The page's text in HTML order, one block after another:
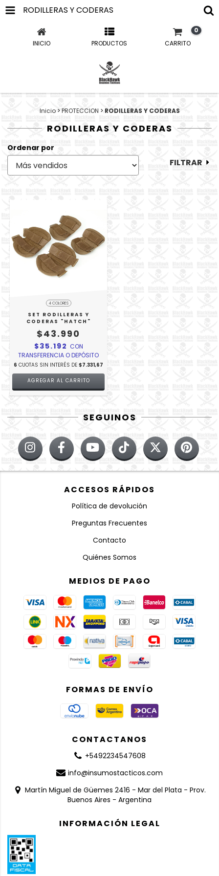
RODILLERAS Y CODERAS
INICIO PRODUCTOS CARRITO
0
Inicio > PROTECCION > RODILLERAS Y CODERAS
RODILLERAS Y CODERAS
Ordenar por
FILTRAR
4 COLORES
SET RODILLERAS Y
CODERAS "HATCH"
$43.990
$35.192 CON
TRANSFERENCIA O DEPÓSITO
6 CUOTAS SIN INTERÉS DE $7.331,67
AGREGAR AL CARRITO
SEGUINOS
ACCESOS RÁPIDOS
Política de devolución
Preguntas Frecuentes
Contacto
Quiénes Somos
MEDIOS DE PAGO
FORMAS DE ENVÍO
CONTACTANOS
+5492234547608
info@insumostacticos.com
Martín Miguel de Güemes 2416 - Mar del Plata - Prov.
Buenos Aires - Argentina
INFORMACIÓN LEGAL